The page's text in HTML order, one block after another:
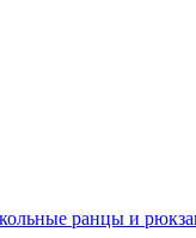
ранцы и